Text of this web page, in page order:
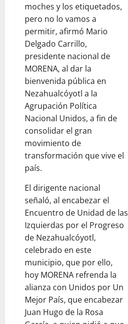
moches y los etiquetados,
pero no lo vamos a
permitir, afirmó Mario
Delgado Carrillo,
presidente nacional de
MORENA, al dar la
bienvenida pública en
Nezahualcóyotl a la
Agrupación Política
Nacional Unidos, a fin de
consolidar el gran
movimiento de
transformación que vive el
país.
El dirigente nacional
señaló, al encabezar el
Encuentro de Unidad de las
Izquierdas por el Progreso
de Nezahualcóyotl,
celebrado en este
municipio, que por ello,
hoy MORENA refrenda la
alianza con Unidos por Un
Mejor País, que encabezar
Juan Hugo de la Rosa